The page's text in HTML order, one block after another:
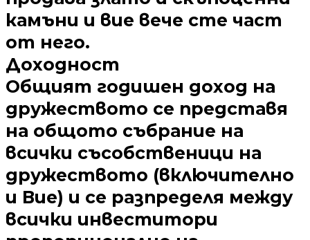
камъни и вие вече сте част
от него.
Доходност
Общият годишен доход на
дружеството се представя
на общото събрание на
всички съсобственици на
дружеството (включително
и Вие) и се разпределя между
всички инвеститори